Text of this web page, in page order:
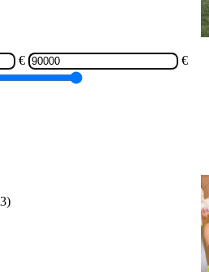
€
€
)
Teamsportbedarfs: In unserem
erhalten Sie alle wichtigen